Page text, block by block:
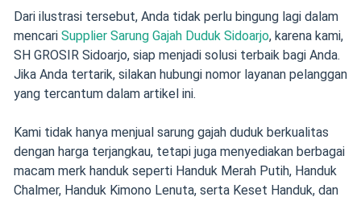
Dari ilustrasi tersebut, Anda tidak perlu bingung lagi dalam
mencari Supplier Sarung Gajah Duduk Sidoarjo, karena kami,
SH GROSIR Sidoarjo, siap menjadi solusi terbaik bagi Anda.
Jika Anda tertarik, silakan hubungi nomor layanan pelanggan
yang tercantum dalam artikel ini.
Kami tidak hanya menjual sarung gajah duduk berkualitas
dengan harga terjangkau, tetapi juga menyediakan berbagai
macam merk handuk seperti Handuk Merah Putih, Handuk
Chalmer, Handuk Kimono Lenuta, serta Keset Handuk, dan